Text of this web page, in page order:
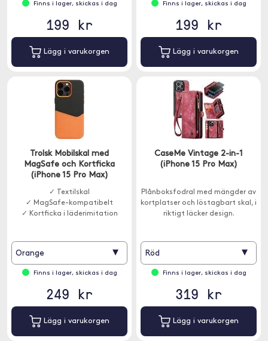
Finns i lager, skickas i dag
199 kr
Lägg i varukorgen
Finns i lager, skickas i dag
199 kr
Lägg i varukorgen
Trolsk Mobilskal med
MagSafe och Kortficka
(iPhone 15 Pro Max)
✓ Textilskal
✓ MagSafe-kompatibelt
✓ Kortficka i läderimitation
Orange ▾
Finns i lager, skickas i dag
249 kr
Lägg i varukorgen
CaseMe Vintage 2-in-1
(iPhone 15 Pro Max)
Plånboksfodral med mängder av
kortplatser och löstagbart skal, i
riktigt läcker design.
Röd ▾
Finns i lager, skickas i dag
319 kr
Lägg i varukorgen